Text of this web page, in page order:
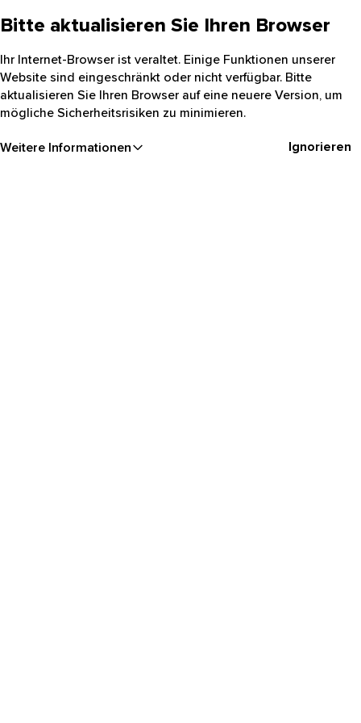
Bitte aktualisieren Sie Ihren Browser
Ihr Internet-Browser ist veraltet. Einige Funktionen unserer
Website sind eingeschränkt oder nicht verfügbar. Bitte
aktualisieren Sie Ihren Browser auf eine neuere Version, um
mögliche Sicherheitsrisiken zu minimieren.
Weitere Informationen Ignorieren